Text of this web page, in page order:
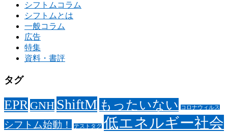
シフトムコラム
シフトムとは
一般コラム
広告
特集
資料・書評
タグ
EPR GNH ShiftM もったいない コロナウィルス
シフトム始動！ テストタグ 低エネルギー社会